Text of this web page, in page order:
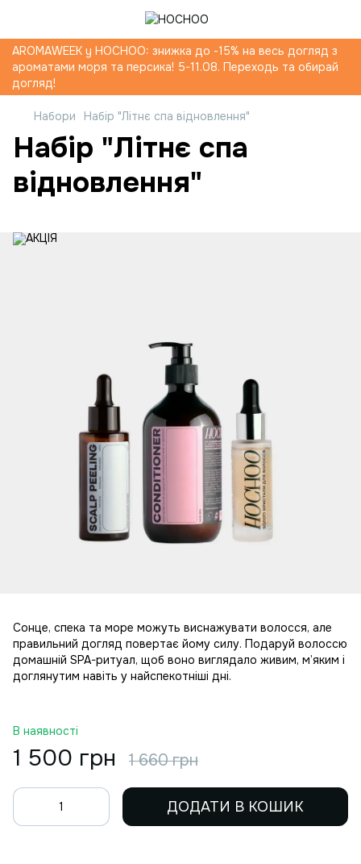
AROMAWEEK y HOCHOO: знижка до -15% на весь догляд з
ароматами моря та персика! 5-11.08. Переходь та обирай
догляд!
Набори Набір "Літнє спа відновлення"
Набір "Літнє спа
відновлення"
Сонце, спека та море можуть виснажувати волосся, але
правильний догляд повертає йому силу. Подаруй волоссю
домашній SPA-ритуал, щоб воно виглядало живим, м’яким і
доглянутим навіть у найспекотніші дні.
В наявності
1 500 грн 1 660 грн
ДОДАТИ В КОШИК